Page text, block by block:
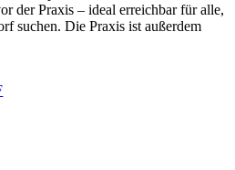
der Praxis – ideal erreichbar für alle,
suchen. Die Praxis ist außerdem